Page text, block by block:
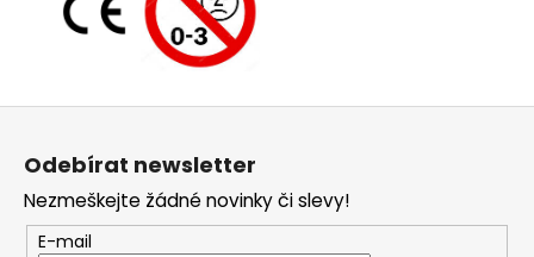
Z
Odebírat newsletter
Nezmeškejte žádné novinky či slevy!
E-mail